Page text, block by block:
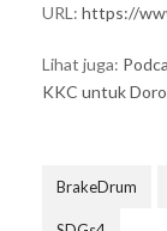
URL: https://
Lihat juga:
KKC untuk
BrakeDrum